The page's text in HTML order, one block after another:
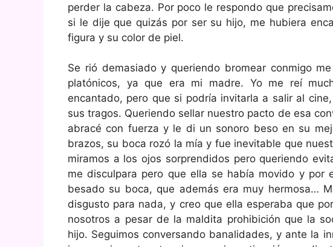
perder la cabeza. Por poco le respondo que
si le dije que quizás por ser su hijo, me hubiera
figura y su color de piel.
Se rió demasiado y queriendo bromear conmigo
platónicos, ya que era mi madre. Yo me reí
encantado, pero que si podría invitarla a salir al
sus tragos. Queriendo sellar nuestro pacto de esa
abracé con fuerza y le di un sonoro beso en su
brazos, su boca rozó la mía y fue inevitable que
miramos a los ojos sorprendidos pero queriendo
me disculpara pero que ella se había movido y por
besado su boca, que además era muy hermosa…
disgusto para nada, y creo que ella esperaba que
nosotros a pesar de la maldita prohibición que la
hijo. Seguimos conversando banalidades, y ante la